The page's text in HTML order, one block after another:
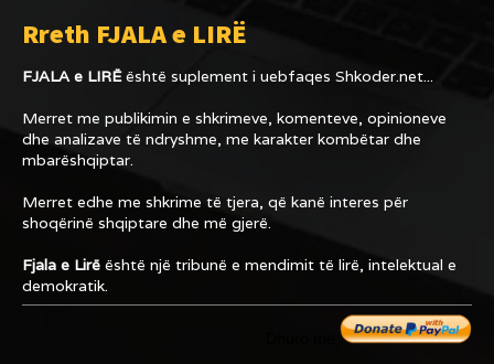
Rreth FJALA e LIRË
FJALA e LIRËështë suplement i uebfaqes Shkoder.net...
Merret me publikimin e shkrimeve, komenteve, opinioneve
dhe analizave të ndryshme, me karakter kombëtar dhe
mbarëshqiptar.
Merret edhe me shkrime të tjera, që kanë interes për
shoqërinë shqiptare dhe më gjerë.
Fjala e Lirë është një tribunë e mendimit të lirë, intelektual e
demokratik.